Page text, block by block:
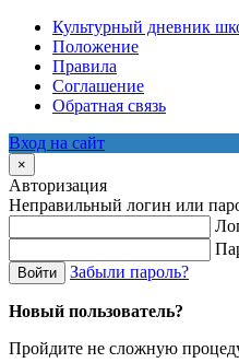
Культурный дневник
Положение
Правила
Соглашение
Обратная связь
Вход на сайт
×
Авторизация
Неправильный логин или
Войти Забыли пароль?
Новый пользователь?
Пройдите не сложную